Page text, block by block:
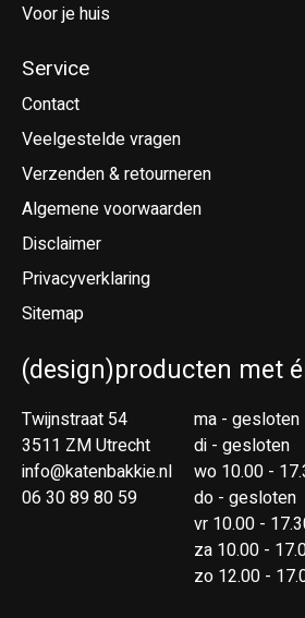
Voor je huis
Service
Contact
Veelgestelde vragen
Verzenden & retourneren
Algemene voorwaarden
Disclaimer
Privacyverklaring
Sitemap
(design)producten met
Twijnstraat 54
3511 ZM Utrecht
info@katenbakkie.nl
06 30 89 80 59
ma - gesloten
di - gesloten
wo 10.00 -
do - gesloten
vr 10.00 -
za 10.00 -
zo 12.00 -